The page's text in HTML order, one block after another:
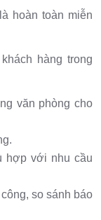
hoàn toàn miễn
hàng trong
văn phòng cho
hợp với nhu cầu
so sánh báo